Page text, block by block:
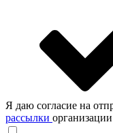
Я даю согласие на
рассылки